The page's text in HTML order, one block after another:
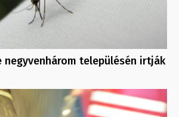
negyvenhárom településén irtják